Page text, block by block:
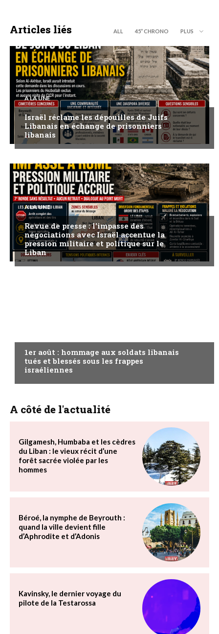
Articles liés ALL 45’’ CHRONO PLUS
A LA UNE
Israël réclame les dépouilles de Juifs
Libanais en échange de prisonniers
libanais
A LA UNE
Revue de presse : l’impasse des
négociations avec Israël accentue la
pression militaire et politique sur le
Liban
1er août : hommage aux soldats libanais
tués et blessés sous les frappes
israéliennes
A côté de l'actualité
Gilgamesh, Humbaba et les cèdres
du Liban : le vieux récit d’une
forêt sacrée violée par les
hommes
Béroé, la nymphe de Beyrouth :
quand la ville devient fille
d’Aphrodite et d’Adonis
Kavinsky, le dernier voyage du
pilote de la Testarossa